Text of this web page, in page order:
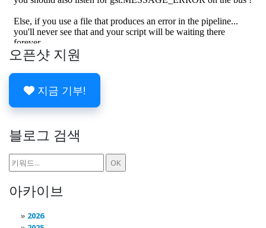
오픈샷 지원
지금 기부!
블로그 검색
아카이브
2026